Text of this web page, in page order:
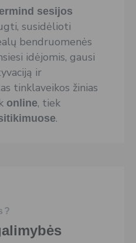
sesijos
susidėlioti
bendruomenės
idėjomis, gausi
ir
tinklaveikos žinias
online, tiek
.